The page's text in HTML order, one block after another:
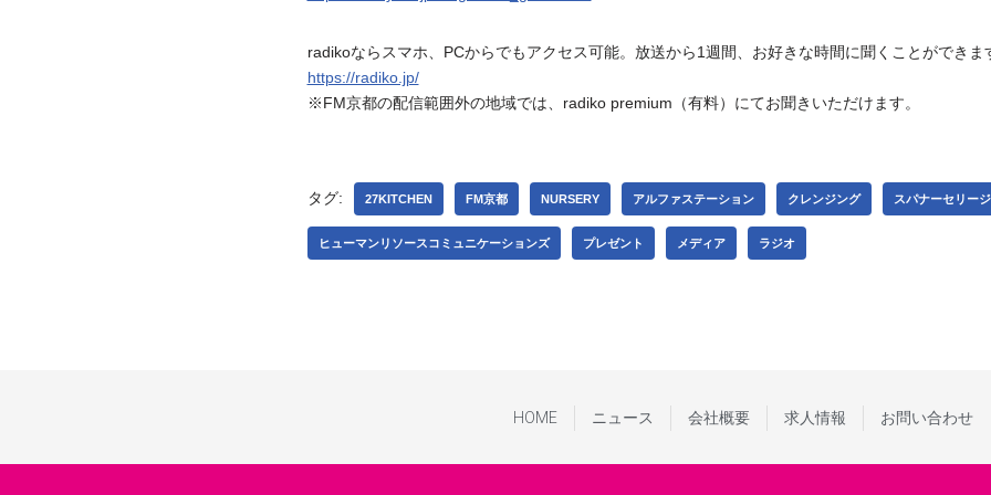
radikoならスマホ、PCからでもアクセス可能。放送から1週間、お好きな時間に聞くことができま
https://radiko.jp/
※FM京都の配信範囲外の地域では、radiko premium（有料）にてお聞きいただけます。
タグ: 27KITCHEN FM京都 NURSERY アルファステーション クレンジング スパナーセリー
ヒューマンリソースコミュニケーションズ プレゼント メディア ラジオ
HOME ニュース 会社概要 求人情報 お問い合わせ